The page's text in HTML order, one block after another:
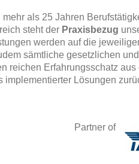
als 25 Jahren
steht der Praxisbezug
werden auf die
sämtliche gesetzlichen
reichen Erfahrungsschatz aus
implementierter Lösungen
Partner of